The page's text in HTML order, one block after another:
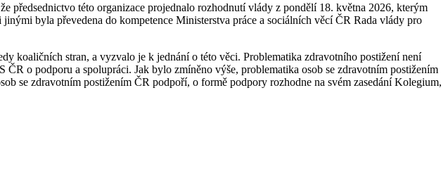
předsednictvo této organizace projednalo rozhodnutí vlády z pondělí 18. května 2026, kterým
byla převedena do kompetence Ministerstva práce a sociálních věcí ČR Rada vlády pro
koaličních stran, a vyzvalo je k jednání o této věci. Problematika zdravotního postižení není
o podporu a spolupráci. Jak bylo zmíněno výše, problematika osob se zdravotním postižením
se zdravotním postižením ČR podpoří, o formě podpory rozhodne na svém zasedání Kolegium,